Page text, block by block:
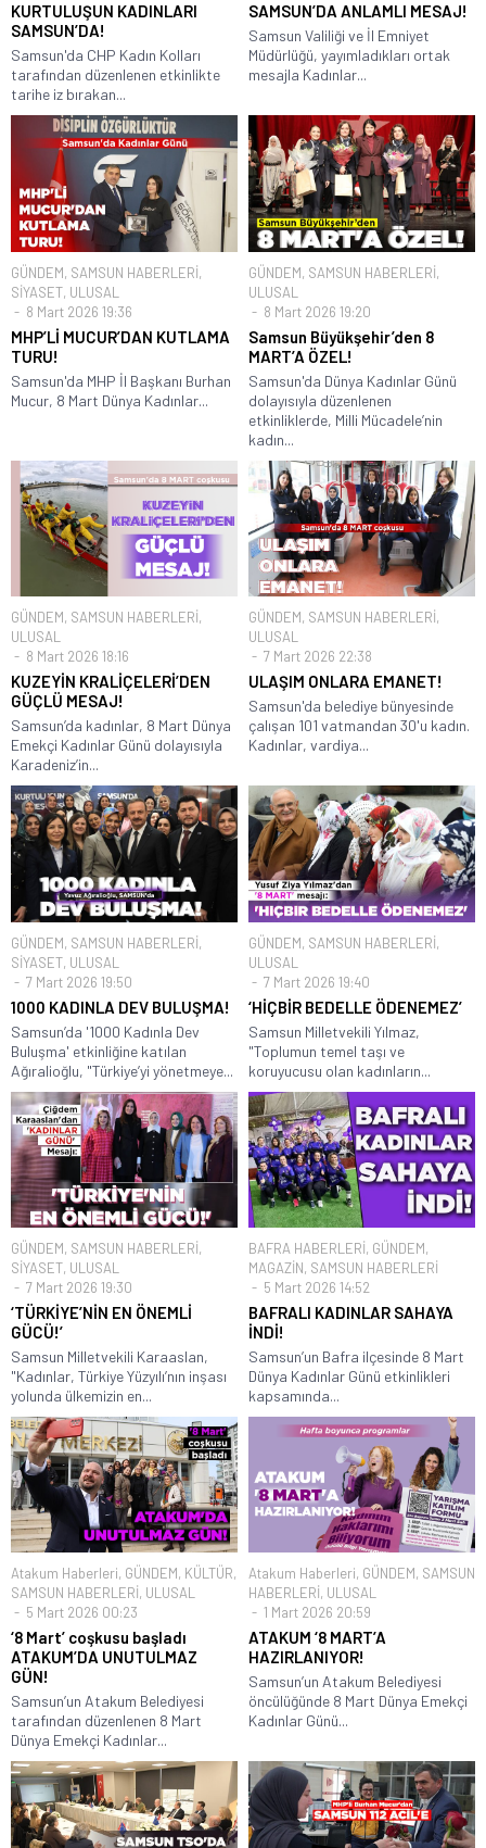
KURTULUŞUN KADINLARI
SAMSUN’DA!
Samsun'da CHP Kadın Kolları
tarafından düzenlenen etkinlikte
tarihe iz bırakan...
SAMSUN’DA ANLAMLI MESAJ!
Samsun Valiliği ve İl Emniyet
Müdürlüğü, yayımladıkları ortak
mesajla Kadınlar...
GÜNDEM, SAMSUN HABERLERİ,
SİYASET, ULUSAL
8 Mart 2026 19:36
MHP’Lİ MUCUR’DAN KUTLAMA
TURU!
Samsun'da MHP İl Başkanı Burhan
Mucur, 8 Mart Dünya Kadınlar...
GÜNDEM, SAMSUN HABERLERİ,
ULUSAL
8 Mart 2026 19:20
Samsun Büyükşehir’den 8
MART’A ÖZEL!
Samsun'da Dünya Kadınlar Günü
dolayısıyla düzenlenen
etkinliklerde, Milli Mücadele’nin
kadın...
GÜNDEM, SAMSUN HABERLERİ,
ULUSAL
8 Mart 2026 18:16
KUZEYİN KRALİÇELERİ’DEN
GÜÇLÜ MESAJ!
Samsun’da kadınlar, 8 Mart Dünya
Emekçi Kadınlar Günü dolayısıyla
Karadeniz’in...
GÜNDEM, SAMSUN HABERLERİ,
ULUSAL
7 Mart 2026 22:38
ULAŞIM ONLARA EMANET!
Samsun'da belediye bünyesinde
çalışan 101 vatmandan 30'u kadın.
Kadınlar, vardiya...
GÜNDEM, SAMSUN HABERLERİ,
SİYASET, ULUSAL
7 Mart 2026 19:50
1000 KADINLA DEV BULUŞMA!
Samsun’da '1000 Kadınla Dev
Buluşma' etkinliğine katılan
Ağıralioğlu, "Türkiye’yi yönetmeye...
GÜNDEM, SAMSUN HABERLERİ,
ULUSAL
7 Mart 2026 19:40
‘HİÇBİR BEDELLE ÖDENEMEZ’
Samsun Milletvekili Yılmaz,
"Toplumun temel taşı ve
koruyucusu olan kadınların...
GÜNDEM, SAMSUN HABERLERİ,
SİYASET, ULUSAL
7 Mart 2026 19:30
‘TÜRKİYE’NİN EN ÖNEMLİ
GÜCÜ!’
Samsun Milletvekili Karaaslan,
"Kadınlar, Türkiye Yüzyılı’nın inşası
yolunda ülkemizin en...
BAFRA HABERLERİ, GÜNDEM,
MAGAZİN, SAMSUN HABERLERİ
5 Mart 2026 14:52
BAFRALI KADINLAR SAHAYA
İNDİ!
Samsun’un Bafra ilçesinde 8 Mart
Dünya Kadınlar Günü etkinlikleri
kapsamında...
Atakum Haberleri, GÜNDEM, KÜLTÜR,
SAMSUN HABERLERİ, ULUSAL
5 Mart 2026 00:23
‘8 Mart’ coşkusu başladı
ATAKUM’DA UNUTULMAZ
GÜN!
Samsun’un Atakum Belediyesi
tarafından düzenlenen 8 Mart
Dünya Emekçi Kadınlar...
Atakum Haberleri, GÜNDEM, SAMSUN
HABERLERİ, ULUSAL
1 Mart 2026 20:59
ATAKUM ‘8 MART’A
HAZIRLANIYOR!
Samsun’un Atakum Belediyesi
öncülüğünde 8 Mart Dünya Emekçi
Kadınlar Günü...